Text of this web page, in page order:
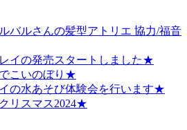
バルさんの髪型アトリエ 協力/福音
イの発売スタートしました★
こいのぼり★
の水あそび体験会を行います★
リスマス2024★